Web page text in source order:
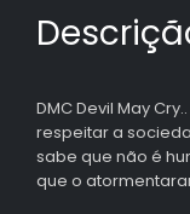
DMC Devil May
respeitar a
sabe que não é
que o